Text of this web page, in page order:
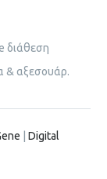
διάθεση
& αξεσουάρ.
Digital